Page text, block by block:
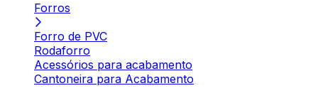
Forros
Forro de PVC
Rodaforro
Acessórios para acabamento
Cantoneira para Acabamento